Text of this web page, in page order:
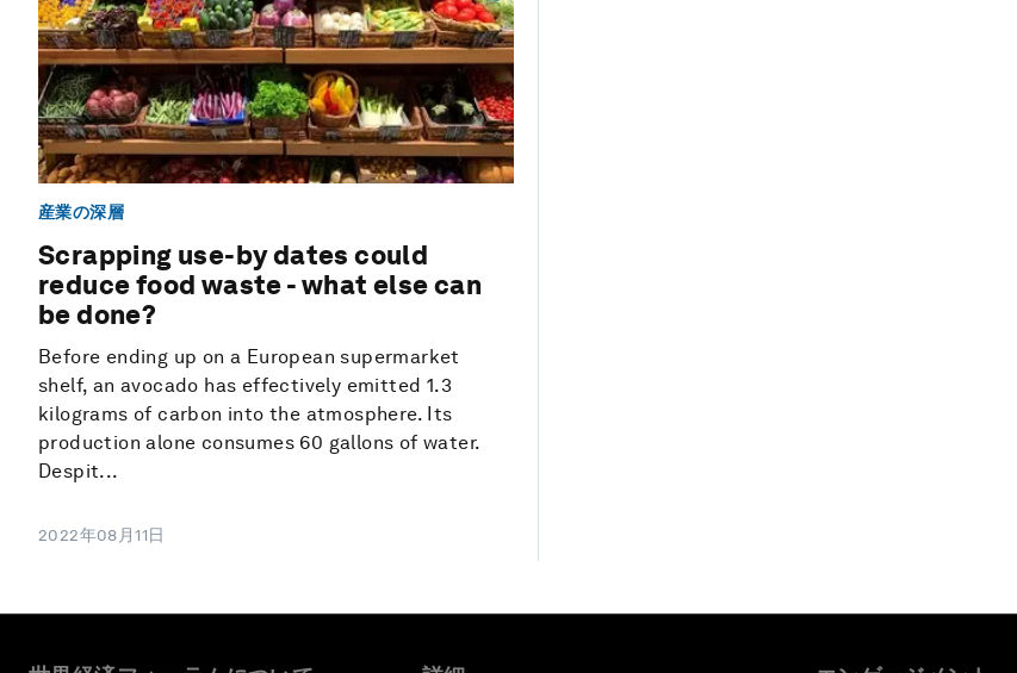
産業の深層
Scrapping use-by dates could
reduce food waste - what else can
be done?
Before ending up on a European supermarket
shelf, an avocado has effectively emitted 1.3
kilograms of carbon into the atmosphere. Its
production alone consumes 60 gallons of water.
Despit...
2022年08月11日